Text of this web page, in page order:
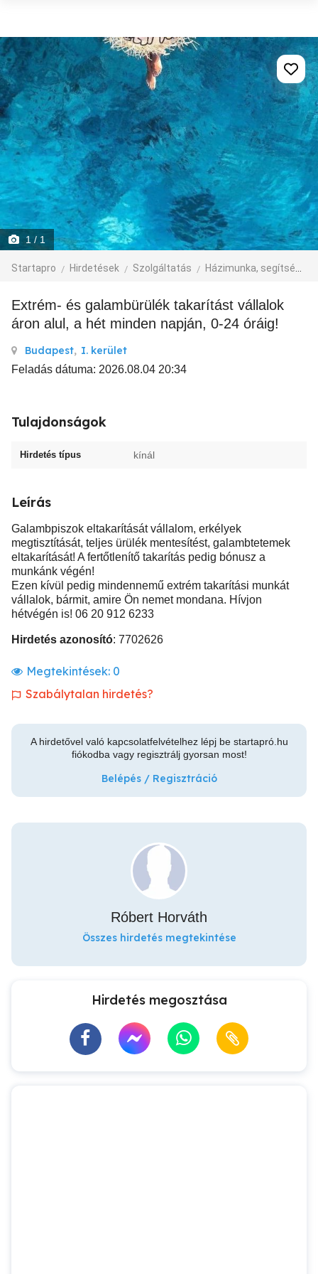
1 / 1
Startapro Hirdetések Szolgáltatás Házimunka, segítség
Extrém- és galambürülék takarítást vállalok
áron alul, a hét minden napján, 0-24 óráig!
Budapest, I. kerület
Feladás dátuma: 2026.08.04 20:34
Tulajdonságok
Hirdetés típus kínál
Leírás
Galambpiszok eltakarítását vállalom, erkélyek
megtisztítását, teljes ürülék mentesítést, galambtetemek
eltakarítását! A fertőtlenítő takarítás pedig bónusz a
munkánk végén!
Ezen kívül pedig mindennemű extrém takarítási munkát
vállalok, bármit, amire Ön nemet mondana. Hívjon
hétvégén is! 06 20 912 6233
Hirdetés azonosító: 7702626
Megtekintések: 0
Szabálytalan hirdetés?
A hirdetővel való kapcsolatfelvételhez lépj be startapró.hu
fiókodba vagy regisztrálj gyorsan most!
Belépés / Regisztráció
Róbert Horváth
Összes hirdetés megtekintése
Hirdetés megosztása